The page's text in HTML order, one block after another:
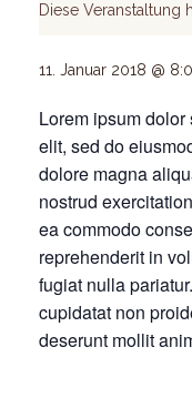
Diese Veranstaltung
11. Januar 2018 @
Lorem ipsum
elit, sed do
dolore magna
nostrud
ea commodo
reprehenderit in
fugiat nulla
cupidatat non
deserunt mollit